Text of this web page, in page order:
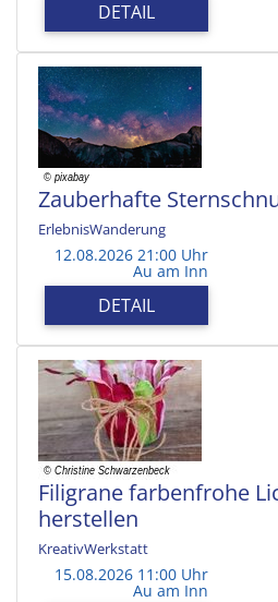
DETAIL
Zauberhafte
ErlebnisWanderung
12.08.2026 21:00 Uhr
Au am Inn
DETAIL
Filigrane farbenfrohe
herstellen
KreativWerkstatt
15.08.2026 11:00 Uhr
Au am Inn